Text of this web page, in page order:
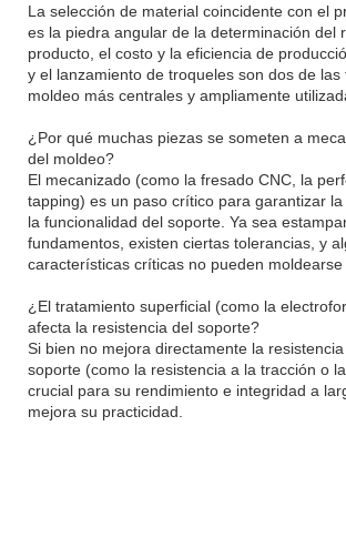
La selección de material coincidente con el
es la piedra angular de la determinación del
producto, el costo y la eficiencia de
y el lanzamiento de troqueles son dos de
moldeo más centrales y ampliamente
¿Por qué muchas piezas se someten a
del moldeo?
El mecanizado (como la fresado CNC, la
tapping) es un paso crítico para garantizar
la funcionalidad del soporte. Ya sea
fundamentos, existen ciertas tolerancias, y
características críticas no pueden moldearse
¿El tratamiento superficial (como la
afecta la resistencia del soporte?
Si bien no mejora directamente la
soporte (como la resistencia a la tracción o
crucial para su rendimiento e integridad a
mejora su practicidad.